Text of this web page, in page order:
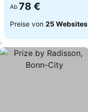
Ab 78 €
Preise von 25 Websites